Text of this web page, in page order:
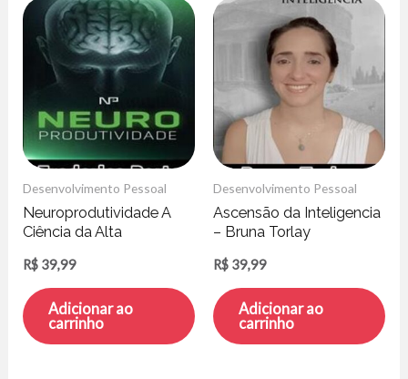
Desenvolvimento Pessoal
Neuroprodutividade A
Ciência da Alta
Porto
R$ 39,99
Adicionar ao
carrinho
Desenvolvimento Pessoal
Ascensão da Inteligencia
– Bruna Torlay
R$ 39,99
Adicionar ao
carrinho